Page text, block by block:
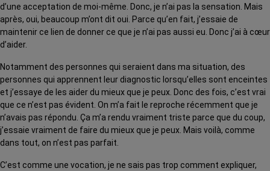
d’une acceptation de moi-même. Donc, je n’ai pas la sensation. Mais
après, oui, beaucoup m’ont dit oui. Parce qu’en fait, j’essaie de
maintenir ce lien de donner ce que je n’ai pas aussi eu. Donc j’ai à cœur
d’aider.
Notamment des personnes qui seraient dans ma situation, des
personnes qui apprennent leur diagnostic lorsqu’elles sont enceintes
et j’essaye de les aider du mieux que je peux. Donc des fois, c’est vrai
que ce n’est pas évident. On m’a fait le reproche récemment que je
n’avais pas répondu. Ça m’a rendu vraiment triste parce que du coup,
j’essaie vraiment de faire du mieux que je peux. Mais voilà, comme
dans tout, on n’est pas parfait.
C’est comme une vocation, je ne sais pas trop comment expliquer,